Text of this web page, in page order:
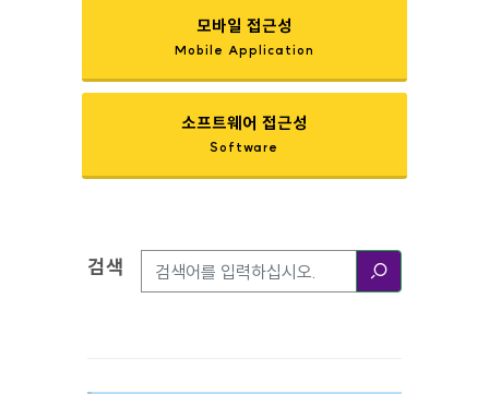
모바일 접근성
Mobile Application
소프트웨어 접근성
Software
검색옵션
검색